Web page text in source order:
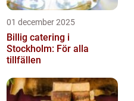
01 december 2025
Billig catering i
Stockholm: För alla
tillfällen